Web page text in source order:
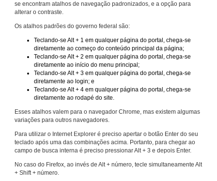
se encontram atalhos de navegação padronizados, e a opção para
alterar o contraste.
Os atalhos padrões do governo federal são:
Teclando-se Alt + 1 em qualquer página do portal, chega-se
diretamente ao começo do conteúdo principal da página;
Teclando-se Alt + 2 em qualquer página do portal, chega-se
diretamente ao início do menu principal;
Teclando-se Alt + 3 em qualquer página do portal, chega-se
diretamente ao login; e
Teclando-se Alt + 4 em qualquer página do portal, chega-se
diretamente ao rodapé do site.
Esses atalhos valem para o navegador Chrome, mas existem algumas
variações para outros navegadores.
Para utilizar o Internet Explorer é preciso apertar o botão Enter do seu
teclado após uma das combinações acima. Portanto, para chegar ao
campo de busca interna é preciso pressionar Alt + 3 e depois Enter.
No caso do Firefox, ao invés de Alt + número, tecle simultaneamente Alt
+ Shift + número.